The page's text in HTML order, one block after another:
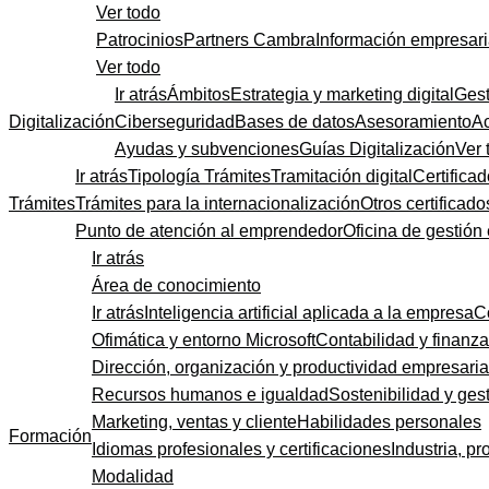
Ver todo
PatrociniosPartners Cambra Información
Ver todo
Digitalización
Ir atrásÁmbitosEstrategia y marketing digital
Ciberseguridad Bases de datosAsesoramiento
Ayudas y subvencionesGuías DigitalizaciónVer
Trámites
Ir atrásTipología TrámitesTramitación digital
Trámites para la internacionalizaciónOtros
Punto de atención al emprendedorOficina de gestión
Formación
Ir atrás
Área de conocimiento
Ir atrás Inteligencia artificial aplicada a la empresa
Ofimática y entorno MicrosoftContabilidad y
Dirección, organización y productividad
Recursos humanos e igualdadSostenibilidad y
Marketing, ventas y clienteHabilidades personales
Idiomas profesionales y certificaciones Industria,
Modalidad